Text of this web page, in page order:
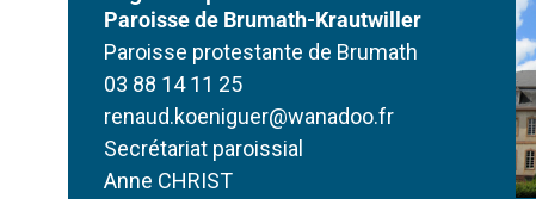
Paroisse de Brumath-Krautwiller
Paroisse protestante de Brumath
03 88 14 11 25
renaud.koeniguer@wanadoo.fr
Secrétariat paroissial
Anne CHRIST